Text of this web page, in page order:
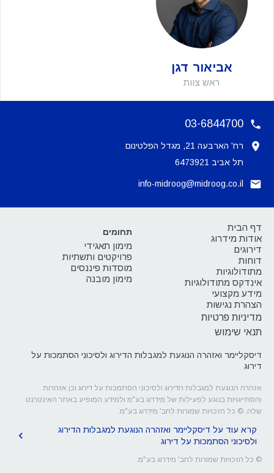
אביאור דגן
ראש צוות
03-6844700
רח' הארבעה 21, מגדל הפלטינום
תל אביב 6473921
info-midroog@midroog.co.il
דף הבית
אודות מידרוג
דירוגים
דוחות
מתודולוגיות
אינדקס מתודולוגיות
מידע מקצועי
הצהרת נגישות
מדיניות פרטיות
תנאי שימוש
תחומים
מימון תאגידי
פרויקטים ותשתיות
מוסדות פיננסים
מימון מובנה
דיסקליימר ואזהרה הנוגעת למגבלות הדירוג ולסיכוני הסתמכות על
דירוג
אזהרה הנוגעת למגבלות הדירוג ולסיכוני הסתמכות על דירוג וכן אזהרות
והסתייגויות בנוגע לפעילות של מידרוג בע"מ ולמידע המופיע באתר האינטרנט
שלה. © כל הזכויות שמורות לחב' מידרוג בע"מ.
קרא עוד על דיסקליימר ואזהרה הנוגעת למגבלות הדירוג
ולסיכוני הסתמכות על דירוג
© כל הזכויות שמורות לחב' מידרוג בע"מ.